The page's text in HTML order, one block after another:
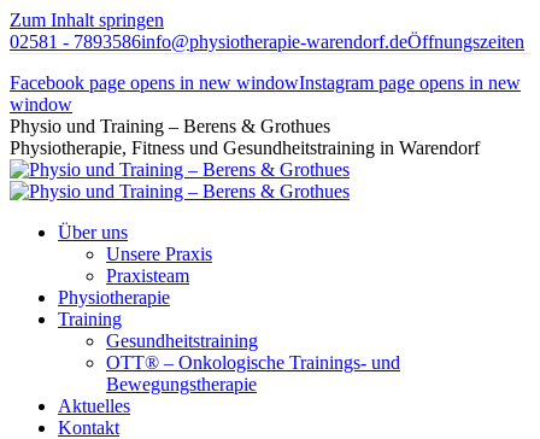
Zum Inhalt springen
02581 - 7893586info@physiotherapie-warendorf.deÖffnungszeiten
Facebook page opens in new windowInstagram page opens in new
window
Physio und Training – Berens & Grothues
Physiotherapie, Fitness und Gesundheitstraining in Warendorf
Über uns
Unsere Praxis
Praxisteam
Physiotherapie
Training
Gesundheitstraining
OTT® – Onkologische Trainings- und
Bewegungstherapie
Aktuelles
Kontakt